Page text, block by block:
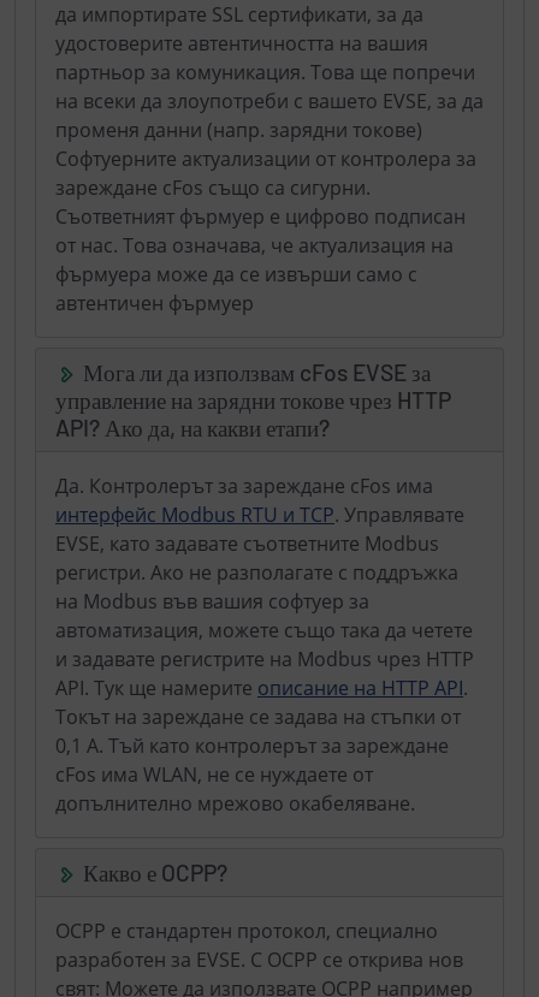
да импортирате SSL сертификати, за да
удостоверите автентичността на вашия
партньор за комуникация. Това ще попречи
на всеки да злоупотреби с вашето EVSE, за да
променя данни (напр. зарядни токове)
Софтуерните актуализации от контролера за
зареждане cFos също са сигурни.
Съответният фърмуер е цифрово подписан
от нас. Това означава, че актуализация на
фърмуера може да се извърши само с
автентичен фърмуер
Мога ли да използвам cFos EVSE за
управление на зарядни токове чрез HTTP
API? Ако да, на какви етапи?
Да. Контролерът за зареждане cFos има
интерфейс Modbus RTU и TCP. Управлявате
EVSE, като задавате съответните Modbus
регистри. Ако не разполагате с поддръжка
на Modbus във вашия софтуер за
автоматизация, можете също така да четете
и задавате регистрите на Modbus чрез HTTP
API. Тук ще намерите описание на HTTP API.
Токът на зареждане се задава на стъпки от
0,1 А. Тъй като контролерът за зареждане
cFos има WLAN, не се нуждаете от
допълнително мрежово окабеляване.
Какво е OCPP?
OCPP е стандартен протокол, специално
разработен за EVSE. С OCPP се открива нов
свят: Можете да използвате OCPP например